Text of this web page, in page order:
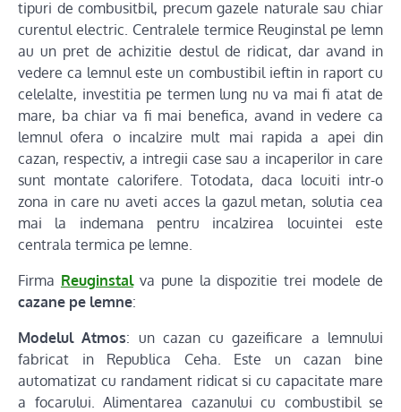
tipuri de combusitbil, precum gazele naturale sau chiar
curentul electric. Centralele termice Reuginstal pe lemn
au un pret de achizitie destul de ridicat, dar avand in
vedere ca lemnul este un combustibil ieftin in raport cu
celelalte, investitia pe termen lung nu va mai fi atat de
mare, ba chiar va fi mai benefica, avand in vedere ca
lemnul ofera o incalzire mult mai rapida a apei din
cazan, respectiv, a intregii case sau a incaperilor in care
sunt montate calorifere. Totodata, daca locuiti intr-o
zona in care nu aveti acces la gazul metan, solutia cea
mai la indemana pentru incalzirea locuintei este
centrala termica pe lemne.
Firma Reuginstalva pune la dispozitie trei modele de
cazane pe lemne:
Modelul Atmos: un cazan cu gazeificare a lemnului
fabricat in Republica Ceha. Este un cazan bine
automatizat cu randament ridicat si cu capacitate mare
a focarului. Alimentarea cazanului cu combustibil se